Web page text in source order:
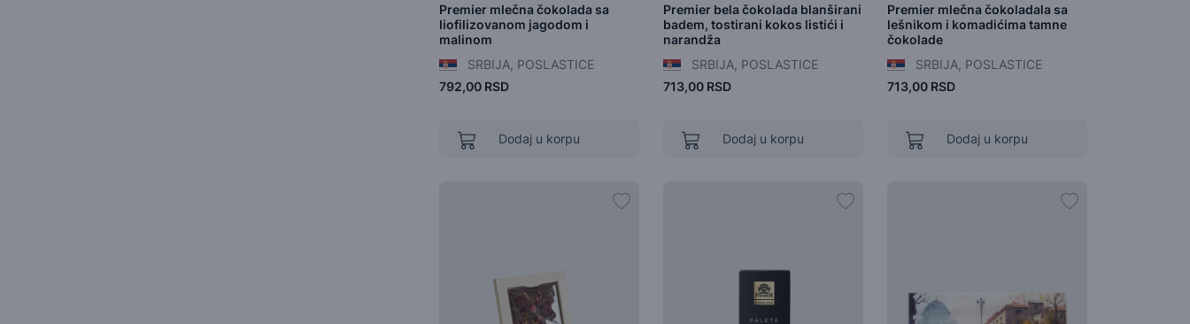
Premier mlečna čokolada sa
liofilizovanom jagodom i
malinom
SRBIJA, POSLASTICE
792,00 RSD
Dodaj u korpu
Premier bela čokolada blanširani
badem, tostirani kokos listići i
narandža
SRBIJA, POSLASTICE
713,00 RSD
Dodaj u korpu
Premier mlečna čokoladala sa
lešnikom i komadićima tamne
čokolade
SRBIJA, POSLASTICE
713,00 RSD
Dodaj u korpu